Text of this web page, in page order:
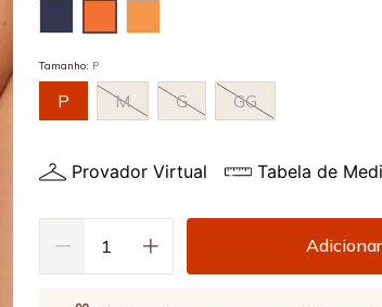
Tamanho: P
P M G GG
Provador Virtual Tabela de